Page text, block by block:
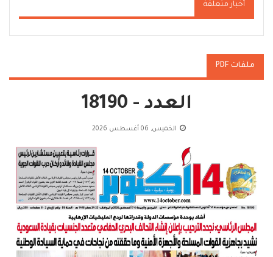
أخبار متعلقة
ملفات PDF
العدد - 18190
الخميس, 06 أغسطس 2026